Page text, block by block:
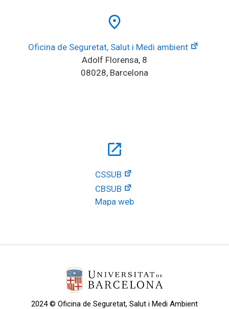
place
Oficina de Seguretat, Salut i Medi ambient
Adolf Florensa, 8
08028, Barcelona
open_in_new
CSSUB
CBSUB
Mapa web
2024 © Oficina de Seguretat, Salut i Medi Ambient